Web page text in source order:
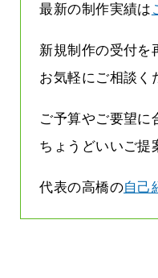
最新の制作実績は
新規制作の受付を
お気軽にご相談く
ご予算やご要望に
ちょうどいいご提
代表の高橋の自己